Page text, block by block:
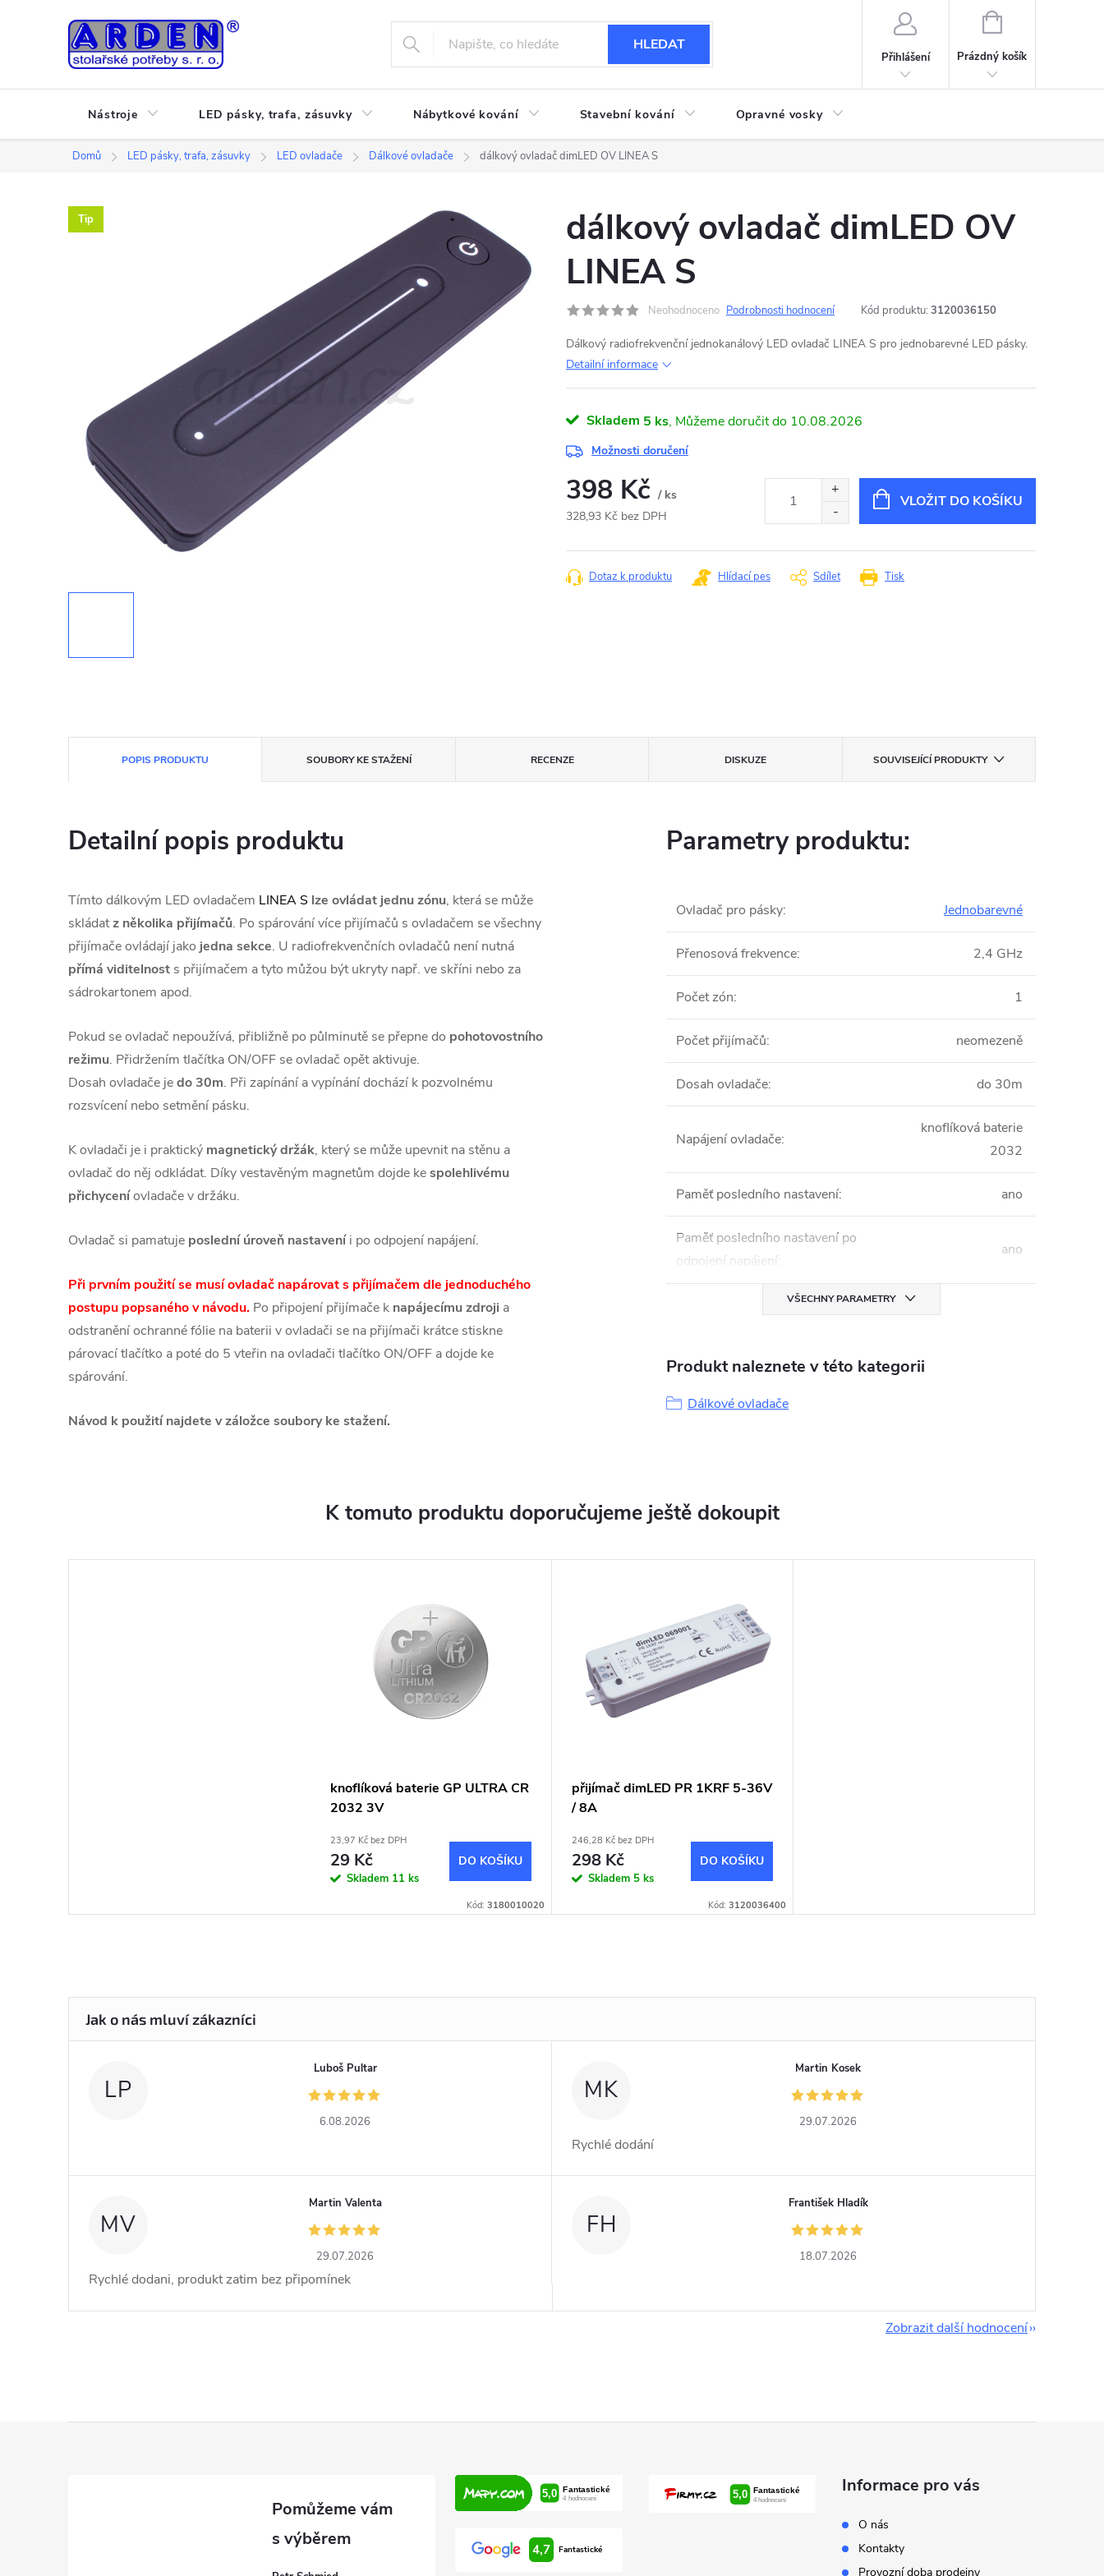
HLEDAT
Přihlášení
NÁKUPNÍ
Prázdný košík
Nástroje LED pásky, trafa, zásuvky Nábytkové kování Stavební kování Opravné vosky
Domů LED pásky, trafa, zásuvky LED ovladače Dálkové ovladače dálkový ovladač dimLED OV LINEA S
Tip
dálkový ovladač dimLED OV
LINEA S
Neohodnoceno Podrobnosti hodnocení Kód produktu: 3120036150
Dálkový radiofrekvenční jednokanálový LED ovladač LINEA S pro jednobarevné LED pásky.
Detailní informace
Skladem 5 ks 10.08.2026
Možnosti doručení
398 Kč / ks
328,93 Kč bez DPH
cena:
VLOŽIT DO KOŠÍKU
Tisk
Dotaz k produktu Hlídací pes Sdílet
POPIS PRODUKTU SOUBORY KE STAŽENÍ RECENZE DISKUZE SOUVISEJÍCÍ PRODUKTY
Detailní popis produktu
Tímto dálkovým LED ovladačem LINEA S lze ovládat jednu zónu, která se může
skládatz několika přijímačů. Po spárování více přijímačů s ovladačem se všechny
přijímače ovládají jako jedna sekce. U radiofrekvenčních ovladačů není nutná
přímá viditelnost s přijímačem a tyto můžou být ukryty např. ve skříni nebo za
sádrokartonem apod.
Pokud se ovladač nepoužívá, přibližně po půlminutě se přepne do pohotovostního
režimu. Přidržením tlačítka ON/OFF se ovladač opět aktivuje.
Dosah ovladače jedo30m. Při zapínání a vypínání dochází k pozvolnému
rozsvícení nebo setmění pásku.
K ovladači je i praktický magnetický držák, který se může upevnit na stěnu a
ovladač do něj odkládat. Díky vestavěným magnetům dojde kespolehlivému
přichyceníovladače v držáku.
Ovladač si pamatuje poslední úroveň nastaveníi po odpojení napájení.
Při prvním použití se musí ovladač napárovat s přijímačem dle jednoduchého
postupu popsaného v návodu. Po připojení přijímače k napájecímu zdroji a
odstranění ochranné fólie na baterii v ovladači se na přijímači krátce stiskne
párovací tlačítko a poté do 5 vteřin na ovladači tlačítko ON/OFF a dojde ke
spárování.
Návod k použití najdete v záložce soubory ke stažení.
Parametry produktu:
Ovladač pro pásky: Jednobarevné
Přenosová frekvence: 2,4 GHz
Počet zón: 1
Počet přijímačů: neomezeně
Dosah ovladače: do 30m
Napájení ovladače:
knoflíková baterie
2032
Paměť posledního nastavení: ano
Paměť posledního nastavení po
odpojení napájení:
ano
VŠECHNY PARAMETRY
Produkt naleznete v této kategorii
Dálkové ovladače
K tomuto produktu doporučujeme ještě dokoupit
knoflíková baterie GP ULTRA CR
2032 3V
23,97 Kč bez DPH
29 Kč
Skladem 11 ks
DO KOŠÍKU
Kód: 3180010020
přijímač dimLED PR 1KRF 5-36V
/ 8A
246,28 Kč bez DPH
298 Kč
Skladem 5 ks
DO KOŠÍKU
Kód: 3120036400
LP
Luboš Pultar
6.08.2026
MK
Martin Kosek
29.07.2026
Rychlé dodání
MV
Martin Valenta
29.07.2026
Rychlé dodani, produkt zatim bez připomínek
FH
František Hladík
18.07.2026
Zobrazit další hodnocení
4,7 Fantastické
Informace pro vás
O nás
Kontakty
Provozní doba prodejny